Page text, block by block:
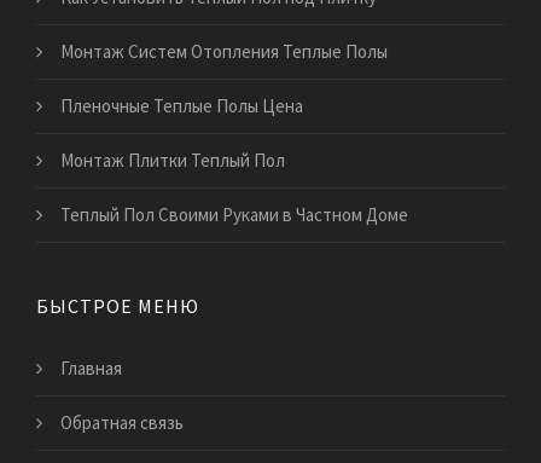
Монтаж Систем Отопления Теплые Полы
Пленочные Теплые Полы Цена
Монтаж Плитки Теплый Пол
Теплый Пол Своими Руками в Частном Доме
БЫСТРОЕ МЕНЮ
Главная
Обратная связь